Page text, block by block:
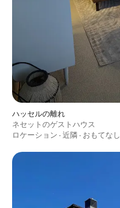
ハッセルの離れ
ネセットのゲストハウス
ロケーション · 近隣 · おもてなし